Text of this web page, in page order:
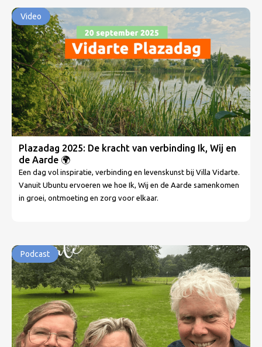
Plazadag 2025: De kracht van verbinding Ik, Wij en
de Aarde 🌍
Een dag vol inspiratie, verbinding en levenskunst bij Villa Vidarte.
Vanuit Ubuntu ervoeren we hoe Ik, Wij en de Aarde samenkomen
in groei, ontmoeting en zorg voor elkaar.
Video
Podcast